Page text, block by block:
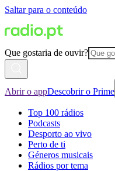
Saltar para o conteúdo
Que gostaria de ouvir?
Abrir o appDescobrir o Prime
Top 100 rádios
Podcasts
Desporto ao vivo
Perto de ti
Géneros musicais
Rádios por tema